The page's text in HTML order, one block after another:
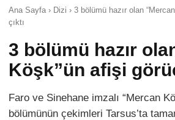
Ana Sayfa › Dizi › 3 bölümü hazır olan
çıktı
3 bölümü hazır
Köşk”ün afişi
Faro ve Sinehane imzalı “Mercan
bölümünün çekimleri Tarsus’ta